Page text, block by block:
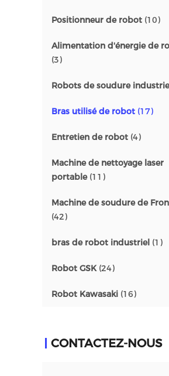
Positionneur de robot (10)
Alimentation d'énergie de
(3)
Robots de soudure
Bras utilisé de robot (17)
Entretien de robot (4)
Machine de nettoyage laser
portable(11)
Machine de soudure de
(42)
bras de robot industriel (1)
Robot GSK(24)
Robot Kawasaki (16)
CONTACTEZ-NOUS